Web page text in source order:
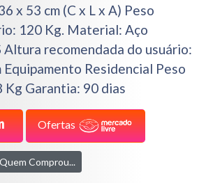
x 53 cm (C x L x A) Peso
120 Kg. Material: Aço
recomendada do usuário:
Equipamento Residencial Peso
Kg Garantia: 90 dias
Ofertas
Comprou...